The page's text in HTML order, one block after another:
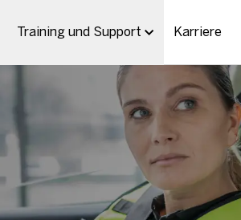
Training und Support Karriere